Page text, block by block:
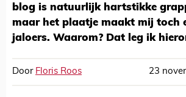
blog is natuurlijk hartstikke
maar het plaatje maakt mij toch
jaloers. Waarom? Dat leg ik
Door Floris Roos 23